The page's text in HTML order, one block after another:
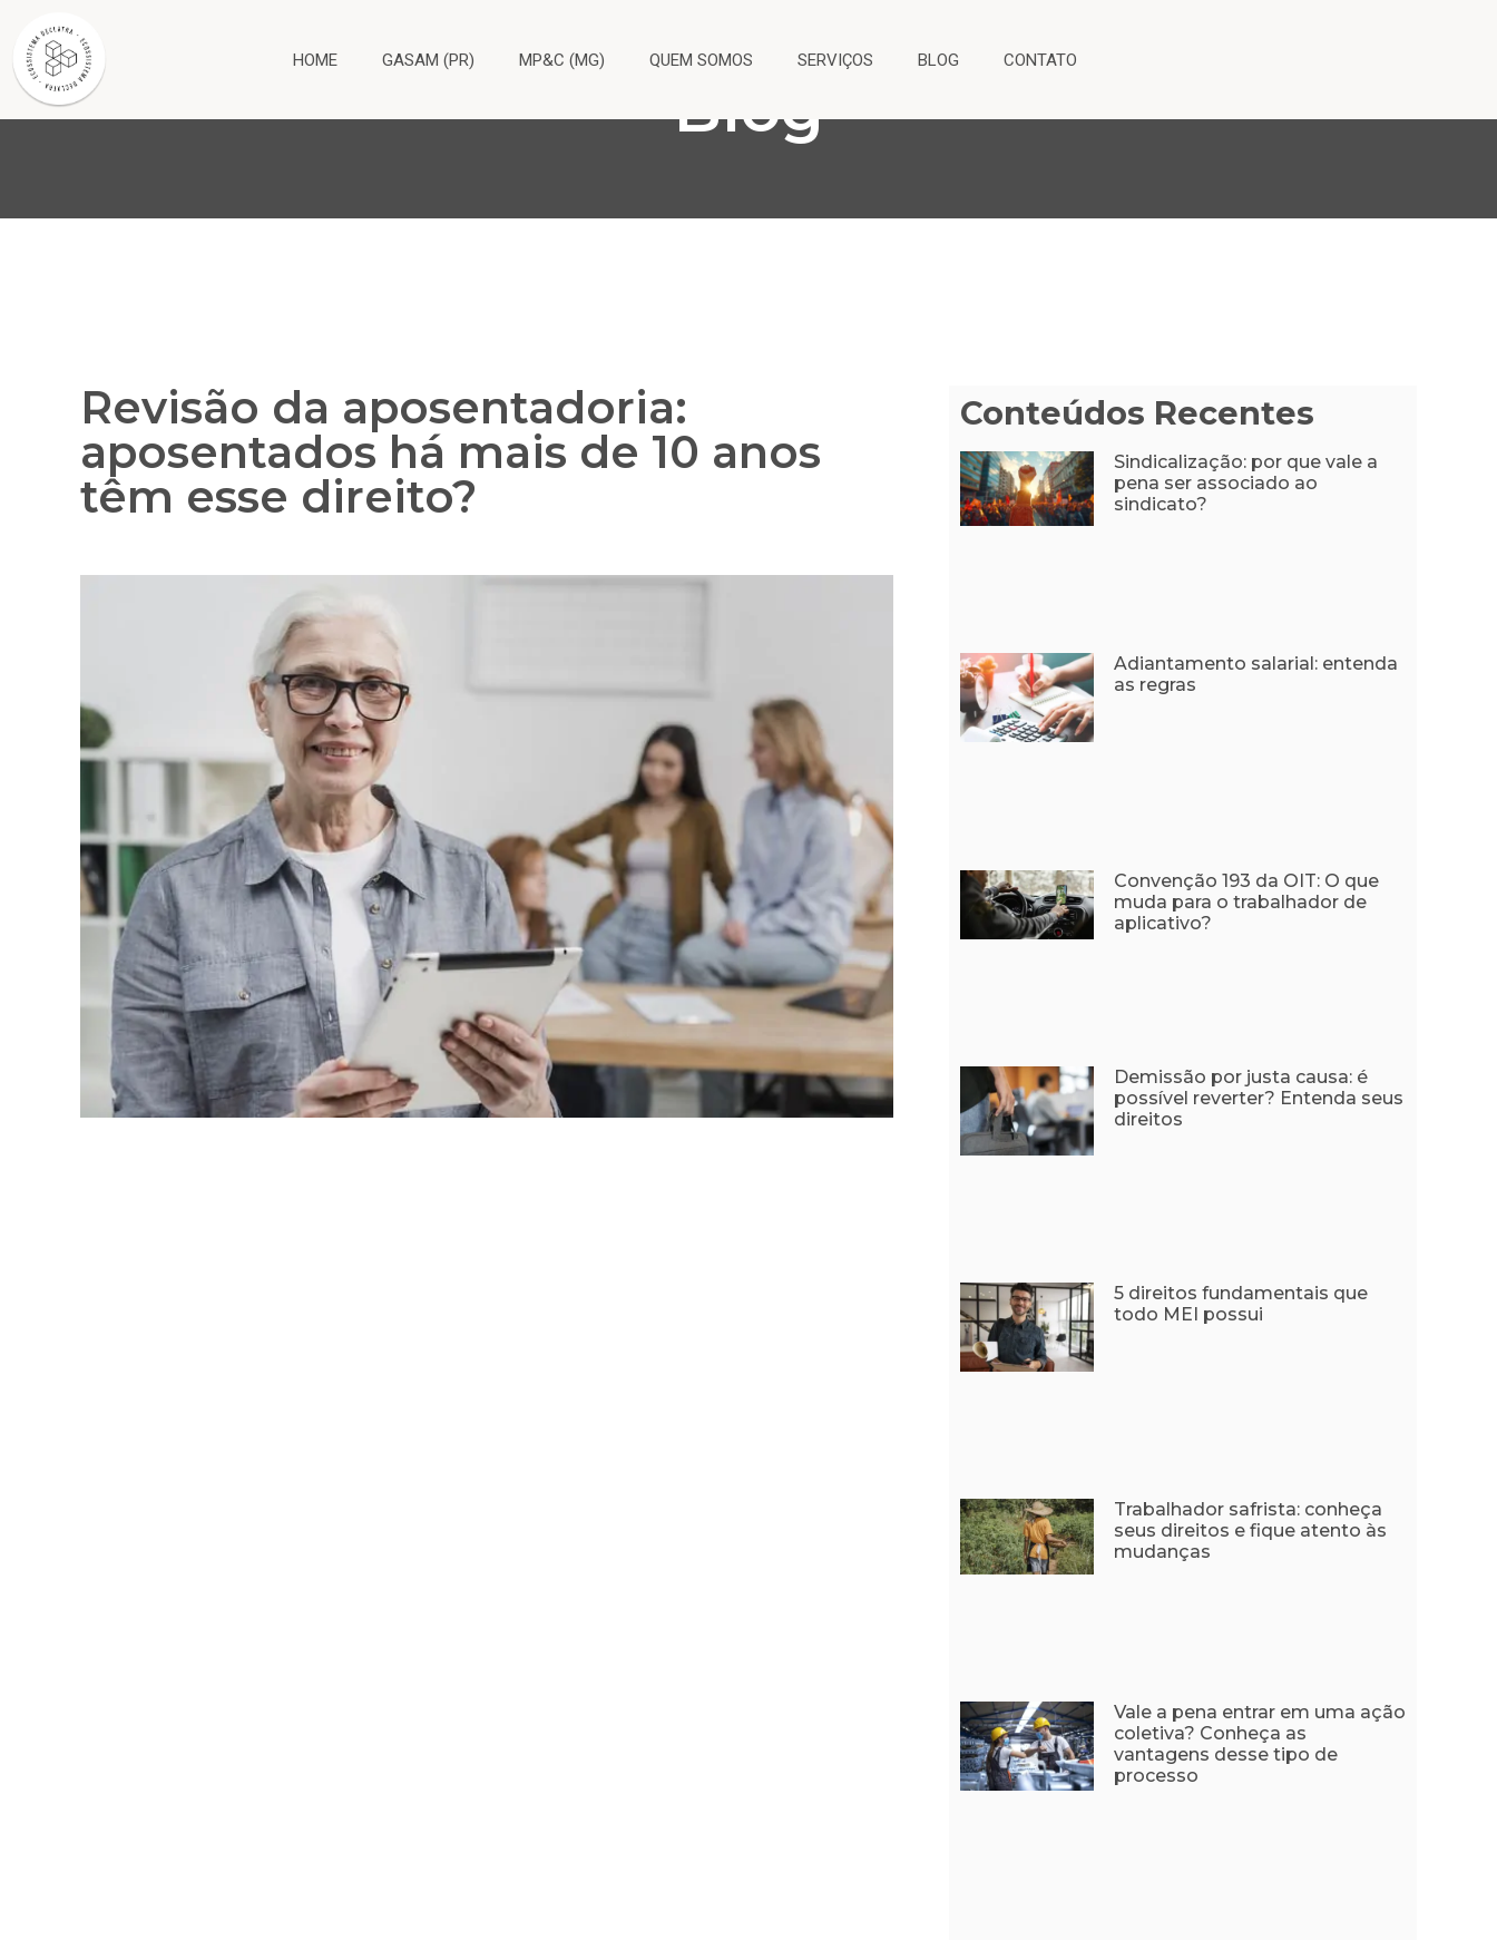
HOME GASAM (PR) MP&C (MG) QUEM SOMOS SERVIÇOS BLOG CONTATO
Blog
Revisão da aposentadoria:
aposentados há mais de 10 anos
têm esse direito?
Conteúdos Recentes
Sindicalização: por que vale a
pena ser associado ao
sindicato?
Adiantamento salarial: entenda
as regras
Convenção 193 da OIT: O que
muda para o trabalhador de
aplicativo?
Demissão por justa causa: é
possível reverter? Entenda seus
direitos
5 direitos fundamentais que
todo MEI possui
Trabalhador safrista: conheça
seus direitos e fique atento às
mudanças
Vale a pena entrar em uma ação
coletiva? Conheça as
vantagens desse tipo de
processo